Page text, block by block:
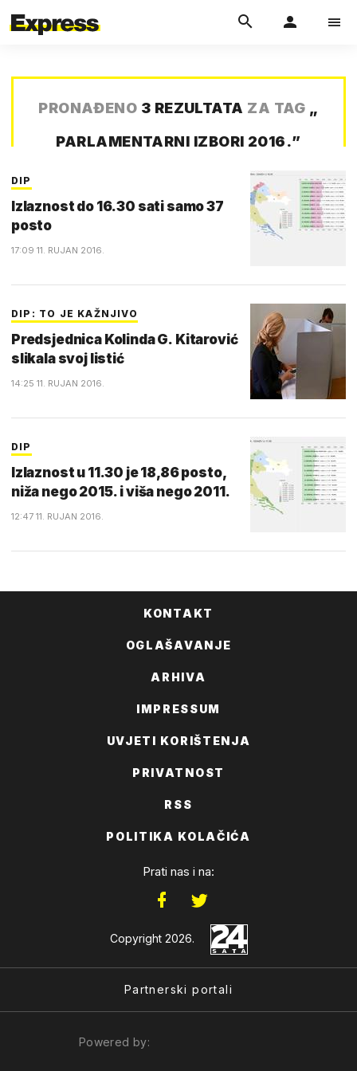
PRONAĐENO 3 REZULTATA ZA TAG „
PARLAMENTARNI IZBORI 2016.”
DIP
Izlaznost do 16.30 sati samo 37
posto
17:09 11. RUJAN 2016.
DIP: TO JE KAŽNJIVO
Predsjednica Kolinda G. Kitarović
slikala svoj listić
14:25 11. RUJAN 2016.
DIP
Izlaznost u 11.30 je 18,86 posto,
niža nego 2015. i viša nego 2011.
12:47 11. RUJAN 2016.
KONTAKT
OGLAŠAVANJE
ARHIVA
IMPRESSUM
UVJETI KORIŠTENJA
PRIVATNOST
RSS
POLITIKA KOLAČIĆA
Prati nas i na:
Copyright 2026.
Partnerski portali
Powered by: